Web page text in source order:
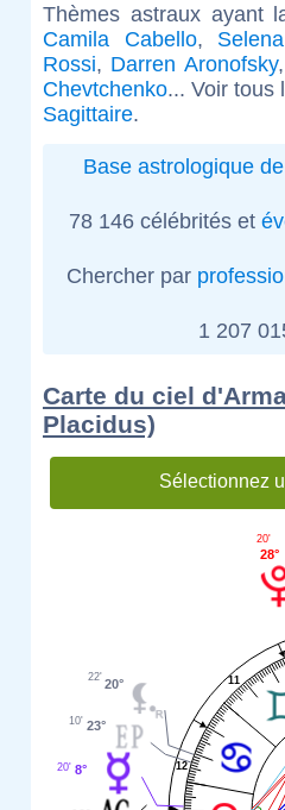
Thèmes astraux ayant
Camila Cabello,
Rossi, Darren Aronofsky
Chevtchenko... Voir tous
Sagittaire.
Base astrologique
78 146 célébrités et
Chercher par
1 207
Carte du ciel
Placidus)
Sélectionnez
11
12
28°
20'
20°
22'
23°
10'
8°
20'